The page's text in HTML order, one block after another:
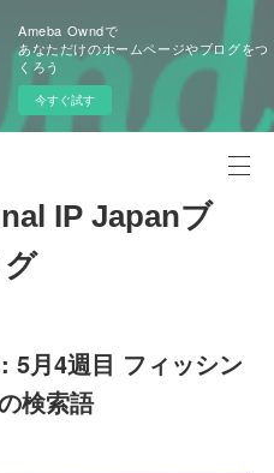
Ameba Owndで
あなただけのホームページやブログをつ
くろう
今すぐ試す
IP Japanブ
グ
月4週目 フィッシン
検索語